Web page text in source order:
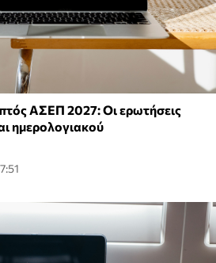
ΑΣΕΠ 2027: Οι ερωτήσεις
ημερολογιακού